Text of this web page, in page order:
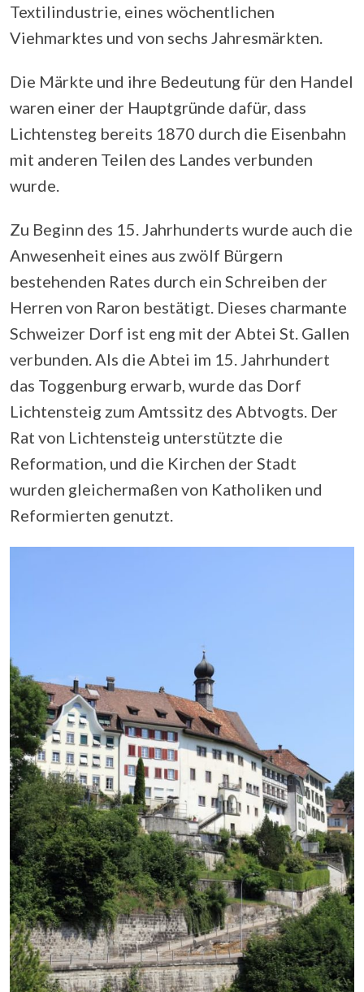
Textilindustrie, eines wöchentlichen
Viehmarktes und von sechs Jahresmärkten.
Die Märkte und ihre Bedeutung für den Handel
waren einer der Hauptgründe dafür, dass
Lichtensteg bereits 1870 durch die Eisenbahn
mit anderen Teilen des Landes verbunden
wurde.
Zu Beginn des 15. Jahrhunderts wurde auch die
Anwesenheit eines aus zwölf Bürgern
bestehenden Rates durch ein Schreiben der
Herren von Raron bestätigt. Dieses charmante
Schweizer Dorf ist eng mit der Abtei St. Gallen
verbunden. Als die Abtei im 15. Jahrhundert
das Toggenburg erwarb, wurde das Dorf
Lichtensteig zum Amtssitz des Abtvogts. Der
Rat von Lichtensteig unterstützte die
Reformation, und die Kirchen der Stadt
wurden gleichermaßen von Katholiken und
Reformierten genutzt.